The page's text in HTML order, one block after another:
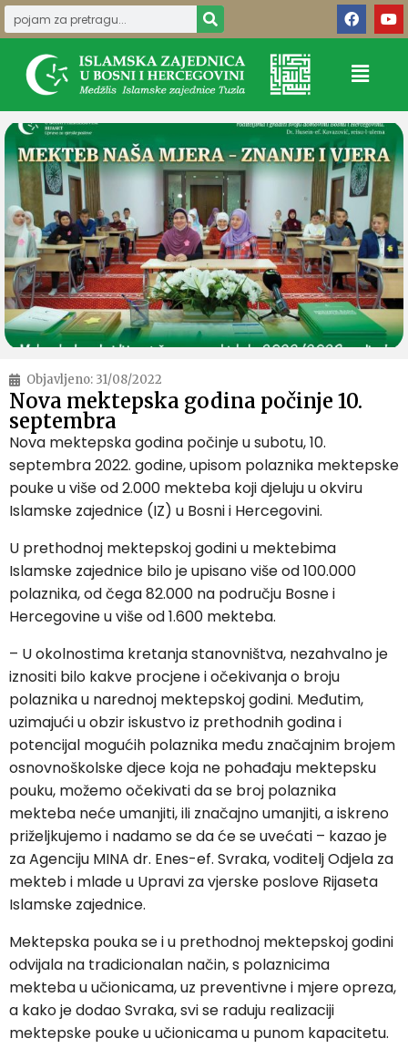
Objavljeno: 31/08/2022
Nova mektepska godina počinje 10.
septembra
Nova mektepska godina počinje u subotu, 10.
septembra 2022. godine, upisom polaznika mektepske
pouke u više od 2.000 mekteba koji djeluju u okviru
Islamske zajednice (IZ) u Bosni i Hercegovini.
U prethodnoj mektepskoj godini u mektebima
Islamske zajednice bilo je upisano više od 100.000
polaznika, od čega 82.000 na području Bosne i
Hercegovine u više od 1.600 mekteba.
– U okolnostima kretanja stanovništva, nezahvalno je
iznositi bilo kakve procjene i očekivanja o broju
polaznika u narednoj mektepskoj godini. Međutim,
uzimajući u obzir iskustvo iz prethodnih godina i
potencijal mogućih polaznika među značajnim brojem
osnovnoškolske djece koja ne pohađaju mektepsku
pouku, možemo očekivati da se broj polaznika
mekteba neće umanjiti, ili značajno umanjiti, a iskreno
priželjkujemo i nadamo se da će se uvećati – kazao je
za Agenciju MINA dr. Enes-ef. Svraka, voditelj Odjela za
mekteb i mlade u Upravi za vjerske poslove Rijaseta
Islamske zajednice.
Mektepska pouka se i u prethodnoj mektepskoj godini
odvijala na tradicionalan način, s polaznicima
mekteba u učionicama, uz preventivne i mjere opreza,
a kako je dodao Svraka, svi se raduju realizaciji
mektepske pouke u učionicama u punom kapacitetu.